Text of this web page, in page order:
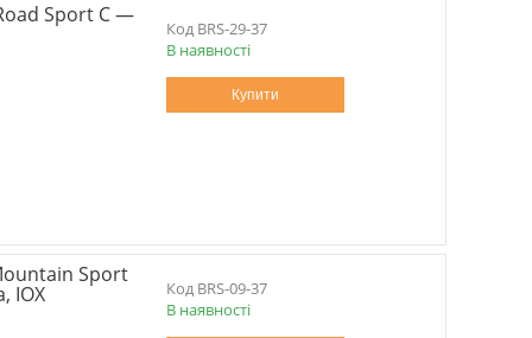
BRS-29-37
В наявності
Купити
Sport C —
BRS-09-37
В наявності
Sport
IOX